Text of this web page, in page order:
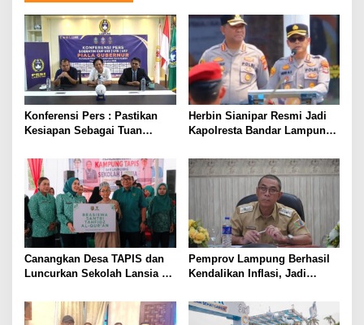
Konferensi Pers : Pastikan
Kesiapan Sebagai Tuan
Tiga Venue Pelaksanaan
Soeratin Cup Piala Gubernur
Lampung
Herbin Sianipar Resmi Jadi
Kapolresta Bandar Lampung,
Prioritas
Canangkan Desa TAPIS dan
Luncurkan Sekolah Lansia di
TP PKK Lampung Dorong
Pembangunan SDM Dimulai
Pemprov Lampung Berhasil
Kendalikan Inflasi, Jadi
Terendah di Sumatera